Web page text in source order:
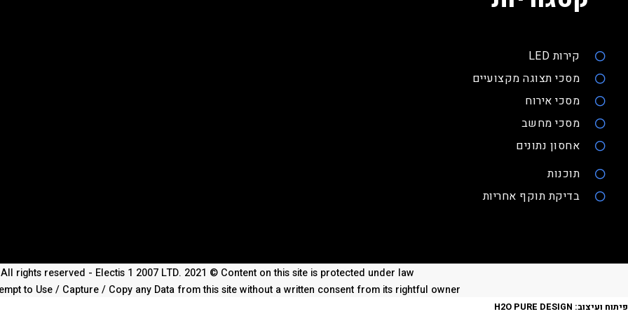
קירות LED
מסכי תצוגה מקצועיים
מסכי אירוח
מסכי מחשב
אחסון נתונים
תוכנות
בדיקת תוקף אחריות
All rights reserved - Electis 1 2007 LTD. 2021 © Content on this site is protected under law
to Use / Capture / Copy any Data from this site without a written consent from its rightful owner
פיתוח ועיצוב: H2O PURE DESIGN